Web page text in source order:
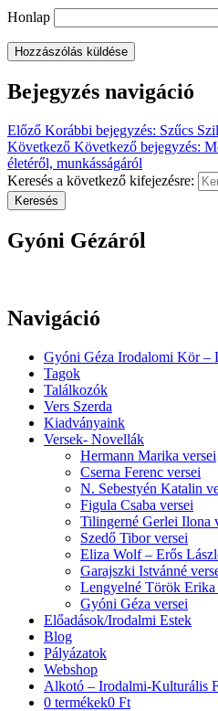
Honlap
Bejegyzés navigáció
Előző Korábbi bejegyzés: Szűcs
Következő Következő bejegyzés:
életéről, munkásságáról
Keresés a következő kifejezésre:
Keresés
Gyóni Gézáról
Navigáció
Gyóni Géza Irodalomi Kör –
Tagok
Találkozók
Vers Szerda
Kiadványaink
Versek- Novellák
Hermann Marika versei
Cserna Ferenc versei
N. Sebestyén Katalin
Figula Csaba versei
Tilingerné Gerlei Ilona
Szedő Tibor versei
Eliza Wolf – Erős
Garajszki Istvánné
Lengyelné Török Erika
Gyóni Géza versei
Előadások/Irodalmi Estek
Blog
Pályázatok
Webshop
Alkotó – Irodalmi-Kulturális
0 termékek0 Ft